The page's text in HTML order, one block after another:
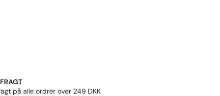
på alle ordrer over 249 DKK